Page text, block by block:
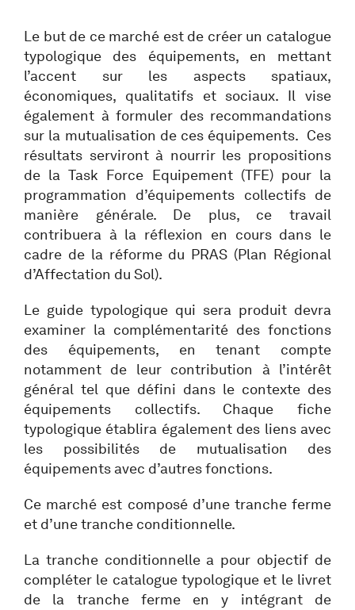
Le but de ce marché est de créer un catalogue
typologique des équipements, en mettant
l’accent sur les aspects spatiaux,
économiques, qualitatifs et sociaux. Il vise
également à formuler des recommandations
sur la mutualisation de ces équipements. Ces
résultats serviront à nourrir les propositions
de la Task Force Equipement (TFE) pour la
programmation d’équipements collectifs de
manière générale. De plus, ce travail
contribuera à la réflexion en cours dans le
cadre de la réforme du PRAS (Plan Régional
d’Affectation du Sol).
Le guide typologique qui sera produit devra
examiner la complémentarité des fonctions
des équipements, en tenant compte
notamment de leur contribution à l’intérêt
général tel que défini dans le contexte des
équipements collectifs. Chaque fiche
typologique établira également des liens avec
les possibilités de mutualisation des
équipements avec d’autres fonctions.
Ce marché est composé d’une tranche ferme
et d’une tranche conditionnelle.
La tranche conditionnelle a pour objectif de
compléter le catalogue typologique et le livret
de la tranche ferme en y intégrant de